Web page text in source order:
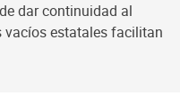
dar continuidad al
vacíos estatales facilitan